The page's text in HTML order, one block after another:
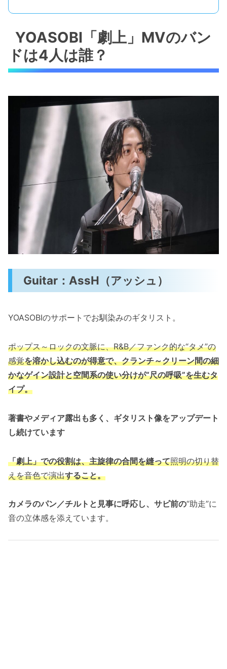
YOASOBI「劇上」MVのバン
ドは4人は誰？
Guitar：AssH（アッシュ）
YOASOBIのサポートでお馴染みのギタリスト。
ポップス～ロックの文脈に、R&B／ファンク的な“タメ”の
感覚を溶かし込むのが得意で、クランチ～クリーン間の細
かなゲイン設計と空間系の使い分けが“尺の呼吸”を生むタ
イプ。
著書やメディア露出も多く、ギタリスト像をアップデート
し続けています
「劇上」での役割は、主旋律の合間を縫って照明の切り替
えを音色で演出すること。
カメラのパン／チルトと見事に呼応し、サビ前の“助走”に
音の立体感を添えています。